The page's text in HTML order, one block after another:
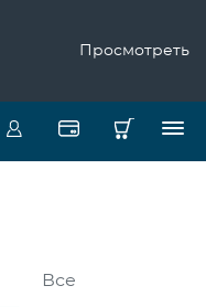
Просмотреть
Все